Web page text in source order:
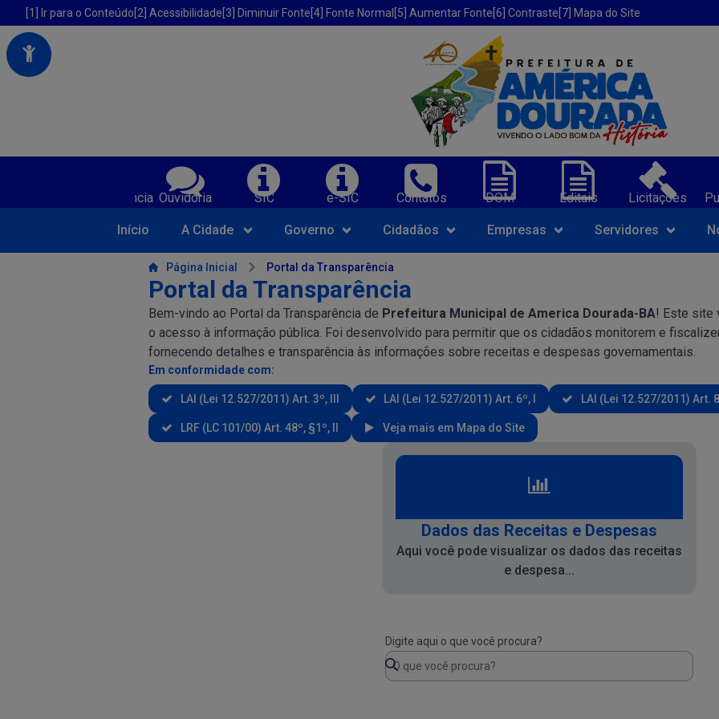
Portal da Prefeitura Municipal de America Dourada-BA
Acessibilidade da Prefeitura de America Dourada-BA
[1] Ir para o Conteúdo [2] Acessibilidade [3] Diminuir Fonte [4] Fonte Normal [5] Aumentar Fonte [6] Contraste [7] Mapa do Site
Serviços da Prefeitura Municipal de America Dourada-BA;
Transparência Ouvidoria SIC e-SIC Contatos DOM Editais Licitações
Navegue pelo portal da
Início A Cidade Governo Cidadãos Empresas Servidores
Conteúdo da Prefeitura de America Dourada-BA
Página Inicial Portal da Transparência
Portal da Transparência
Bem-vindo ao Portal da Transparência de Prefeitura Municipal de America Dourada-BA! Este site
o acesso à informação pública. Foi desenvolvido para permitir que os cidadãos monitorem e
fornecendo detalhes e transparência às informações sobre receitas e despesas governamentais.
Em conformidade com:
LAI (Lei 12.527/2011) Art. 3º, III LAI (Lei 12.527/2011) Art. 6º, I LAI (Lei 12.527/2011) Art.
LRF (LC 101/00) Art. 48º, §1º, II Veja mais em Mapa do Site
Dados das Receitas e Despesas
Aqui você pode visualizar os dados das receitas
e despesa...
Digite aqui o que você procura?